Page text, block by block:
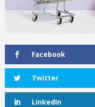
Facebook
Twitter
LinkedIn